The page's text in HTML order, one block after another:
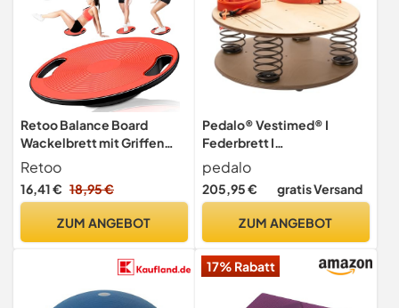
Retoo Balance Board
Wackelbrett mit Griffen
Gleichgewichtstrainer Ø
40 cm max. 150 KG Fitness
Balance Pad
Koordination
Retoo
16,41 € 18,95 €
ZUM ANGEBOT
Pedalo® Vestimed® I
Federbrett I
propriozeptives Training I
Balance I Sensibilität
pedalo
205,95 € gratis Versand
ZUM ANGEBOT
17% Rabatt